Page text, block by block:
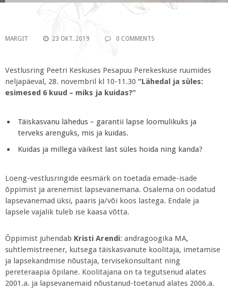
MARGIT 23 OKT. 2019 0 COMMENTS
Vestlusring Peetri Keskuses Pesapuu Perekeskuse ruumides
neljapäeval, 28. novembril kl 10-11.30 “Lähedal ja süles:
esimesed 6 kuud – miks ja kuidas?”
Täiskasvanu lähedus – garantii lapse loomulikuks ja
terveks arenguks, mis ja kuidas.
Kuidas ja millega väikest last süles hoida ning kanda?
Loeng-vestlusringide eesmärk on toetada emade-isade
õppimist ja arenemist lapsevanemana. Osalema on oodatud
lapsevanemad üksi, paaris ja/või koos lastega. Endale ja
lapsele vajalik tuleb ise kaasa võtta.
Õppimist juhendab Kristi Arendi: andragoogika MA,
suhtlemistreener, kutsega täiskasvanute koolitaja, imetamise
ja lapsekandmise nõustaja, tervisekonsultant ning
pereteraapia õpilane. Koolitajana on ta tegutsenud alates
2001.a. ja lapsevanemaid nõustanud-toetanud alates 2006.a.